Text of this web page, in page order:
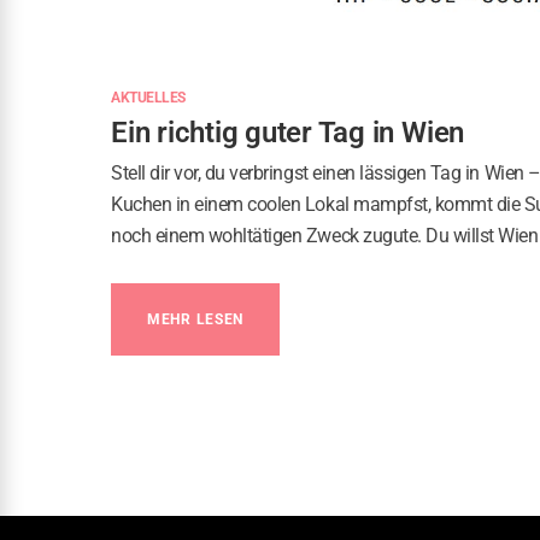
AKTUELLES
Ein richtig guter Tag in Wien
Stell dir vor, du verbringst einen lässigen Tag in Wien
Kuchen in einem coolen Lokal mampfst, kommt die
noch einem wohltätigen Zweck zugute. Du willst
MEHR LESEN